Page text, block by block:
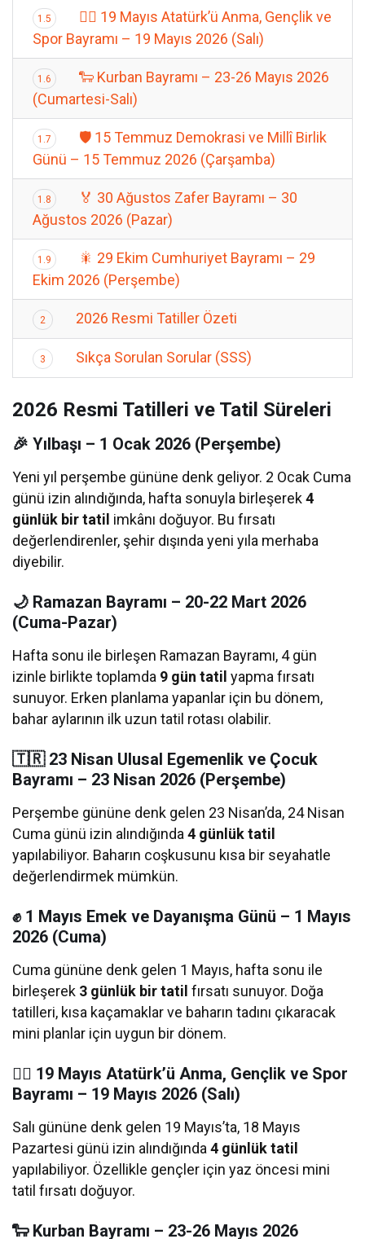
1.5
🏃‍♂️ 19 Mayıs Atatürk’ü Anma, Gençlik ve
Spor Bayramı – 19 Mayıs 2026 (Salı)
1.6
🐑 Kurban Bayramı – 23-26 Mayıs 2026
(Cumartesi-Salı)
1.7
🛡️ 15 Temmuz Demokrasi ve Millî Birlik
Günü – 15 Temmuz 2026 (Çarşamba)
1.8
🏅 30 Ağustos Zafer Bayramı – 30
Ağustos 2026 (Pazar)
1.9
🎇 29 Ekim Cumhuriyet Bayramı – 29
Ekim 2026 (Perşembe)
2 2026 Resmi Tatiller Özeti
3 Sıkça Sorulan Sorular (SSS)
2026 Resmi Tatilleri ve Tatil Süreleri
🎉 Yılbaşı – 1 Ocak 2026 (Perşembe)
Yeni yıl perşembe gününe denk geliyor. 2 Ocak Cuma
günü izin alındığında, hafta sonuyla birleşerek4
günlük bir tatil imkânı doğuyor. Bu fırsatı
değerlendirenler, şehir dışında yeni yıla merhaba
diyebilir.
🌙 Ramazan Bayramı – 20-22 Mart 2026
(Cuma-Pazar)
Hafta sonu ile birleşen Ramazan Bayramı, 4 gün
izinle birlikte toplamda 9 gün tatil yapma fırsatı
sunuyor. Erken planlama yapanlar için bu dönem,
bahar aylarının ilk uzun tatil rotası olabilir.
🇹🇷 23 Nisan Ulusal Egemenlik ve Çocuk
Bayramı – 23 Nisan 2026 (Perşembe)
Perşembe gününe denk gelen 23 Nisan’da, 24 Nisan
Cuma günü izin alındığında4 günlük tatil
yapılabiliyor. Baharın coşkusunu kısa bir seyahatle
değerlendirmek mümkün.
✊ 1 Mayıs Emek ve Dayanışma Günü – 1 Mayıs
2026 (Cuma)
Cuma gününe denk gelen 1 Mayıs, hafta sonu ile
birleşerek 3 günlük bir tatil fırsatı sunuyor. Doğa
tatilleri, kısa kaçamaklar ve baharın tadını çıkaracak
mini planlar için uygun bir dönem.
🏃‍♂️ 19 Mayıs Atatürk’ü Anma, Gençlik ve Spor
Bayramı – 19 Mayıs 2026 (Salı)
Salı gününe denk gelen 19 Mayıs’ta, 18 Mayıs
Pazartesi günü izin alındığında4 günlük tatil
yapılabiliyor. Özellikle gençler için yaz öncesi mini
tatil fırsatı doğuyor.
🐑 Kurban Bayramı – 23-26 Mayıs 2026